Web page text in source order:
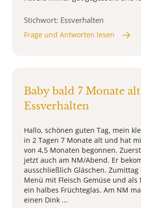
Stichwort: Essverhalten
Frage und Antworten lesen
Baby bald 7 Monate
Essverhalten
Hallo, schönen guten Tag, mein
in 2 Tagen 7 Monate alt und hat
von 4,5 Monaten begonnen.
jetzt auch am NM/Abend. Er
ausschließlich Gläschen.
Menü mit Fleisch Gemüse und als
ein halbes Früchteglas. Am NM
einen Dink ...